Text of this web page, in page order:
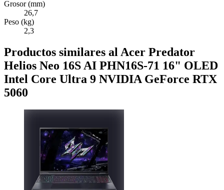
Grosor (mm)
26,7
Peso (kg)
2,3
Productos similares al Acer Predator
Helios Neo 16S AI PHN16S-71 16" OLED
Intel Core Ultra 9 NVIDIA GeForce RTX
5060